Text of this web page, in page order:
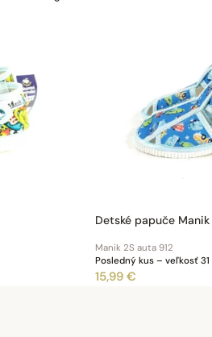
Detské papuče Manik
Manik 2S auta 912
Posledný kus – veľkosť 31
15,99 €